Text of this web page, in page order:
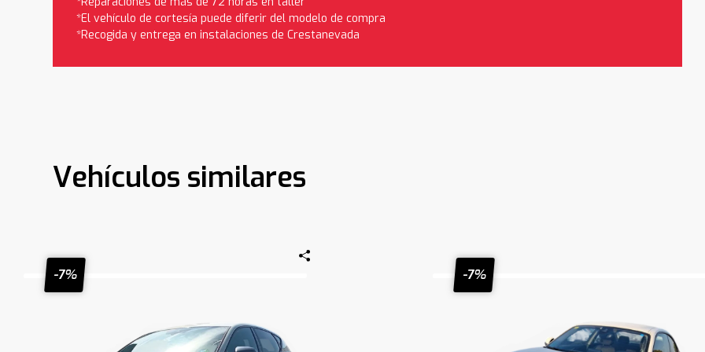
*El vehículo de cortesía puede diferir del modelo de compra
*Recogida y entrega en instalaciones de Crestanevada
Vehículos similares
-7% -7%